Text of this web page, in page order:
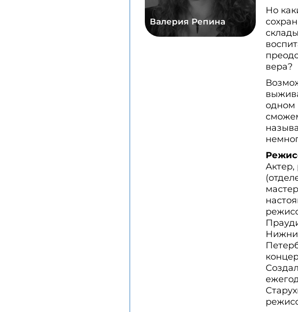
Валерия Репина
Но
вера?
одном
Актер,